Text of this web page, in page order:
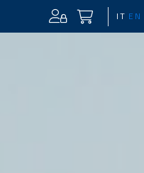
IT EN